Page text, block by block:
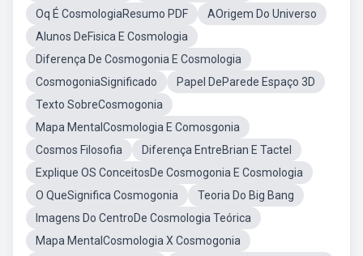
Oq É CosmologiaResumo PDF
AOrigem Do Universo
Alunos DeFisica E Cosmologia
Diferença De Cosmogonia E Cosmologia
CosmogoniaSignificado
Papel DeParede Espaço 3D
Texto SobreCosmogonia
Mapa MentalCosmologia E Comosgonia
Cosmos Filosofia
Diferença EntreBrian E Tactel
Explique OS ConceitosDe Cosmogonia E Cosmologia
O QueSignifica Cosmogonia
Teoria Do Big Bang
Imagens Do CentroDe Cosmologia Teórica
Mapa MentalCosmologia X Cosmogonia